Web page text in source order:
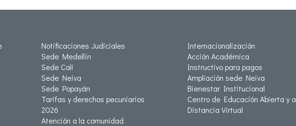
Notificaciones Judiciales
Sede Medellín
Sede Cali
Sede Neiva
Sede Popayán
Tarifas y derechos pecuniarios
2026
Atención a la comunidad
Internacionalización
Acción Académica
Instructivo para pagos
Ampliación sede Neiva
Bienestar Institucional
Centro de Educación Abierta y a
Distancia Virtual